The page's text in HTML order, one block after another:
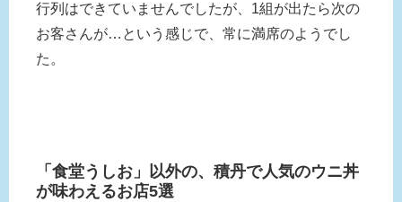
行列はできていませんでしたが、1組が出たら次の
お客さんが…という感じで、常に満席のようでし
た。
「食堂うしお」以外の、積丹で人気のウニ丼
が味わえるお店5選